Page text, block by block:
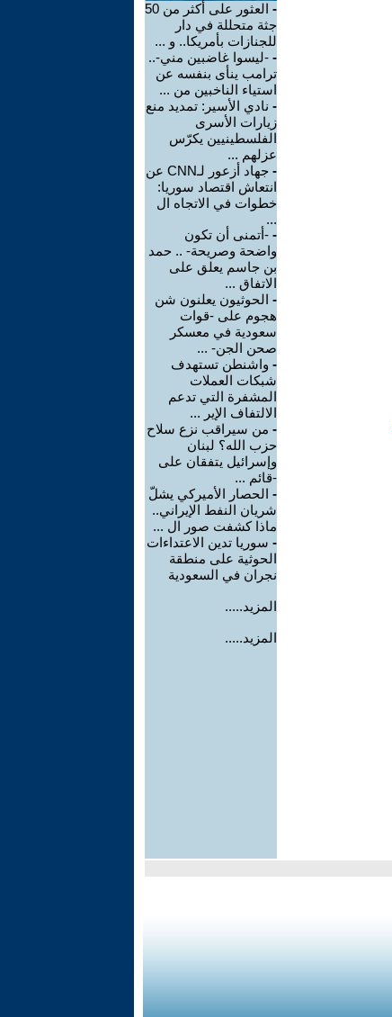
-
العثور على أكثر من 50
جثة متحللة في دار
للجنازات بأمريكا.. و ...
- -ليسوا غاضبين مني-..
ترامب ينأى بنفسه عن
استياء الناخبين من ...
- نادي الأسير: تمديد منع
زيارات الأسرى
الفلسطينيين يكرّس
عزلهم ...
-
جهاد أزعور لـCNN عن
انتعاش اقتصاد سوريا:
خطوات في الاتجاه ال
...
- -أتمنى أن تكون
واضحة وصريحة- .. حمد
بن جاسم يعلق على
الاتفاق ...
- الحوثيون يعلنون شن
هجوم على -قوات
سعودية في معسكر
صحن الجن- ...
- واشنطن تستهدف
شبكات العملات
المشفرة التي تدعم
الالتفاف الإير ...
- من سيراقب نزع سلاح
حزب الله؟ لبنان
وإسرائيل يتفقان على
-قائم ...
- الحصار الأميركي يشلّ
شريان النفط الإيراني..
ماذا كشفت صور ال ...
- سوريا تدين الاعتداءات
الحوثية على منطقة
نجران في السعودية
المزيد.....
المزيد.....